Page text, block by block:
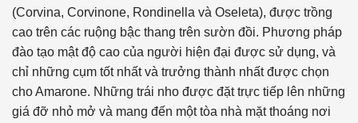
(Corvina, Corvinone, Rondinella và Oseleta), được trồng
cao trên các ruộng bậc thang trên sườn đồi. Phương pháp
đào tạo mật độ cao của người hiện đại được sử dụng, và
chỉ những cụm tốt nhất và trưởng thành nhất được chọn
cho Amarone. Những trái nho được đặt trực tiếp lên những
giá đỡ nhỏ mở và mang đến một tòa nhà mặt thoáng nơi